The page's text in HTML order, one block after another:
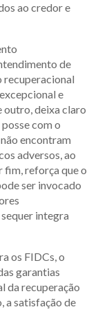
ao credor e
de
recuperacional
e
outro, deixa claro
com o
encontram
adversos, ao
fim, reforça que o
ser invocado
integra
os FIDCs, o
garantias
da recuperação
a satisfação de